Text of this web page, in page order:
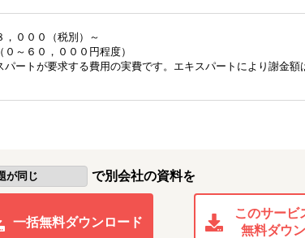
，０００（税別）～
～６０，０００円程度）
ートが要求する費用の実費です。エキスパートにより謝金額
で別会社の資料を
一括無料ダウンロード
このサービ
無料ダウ